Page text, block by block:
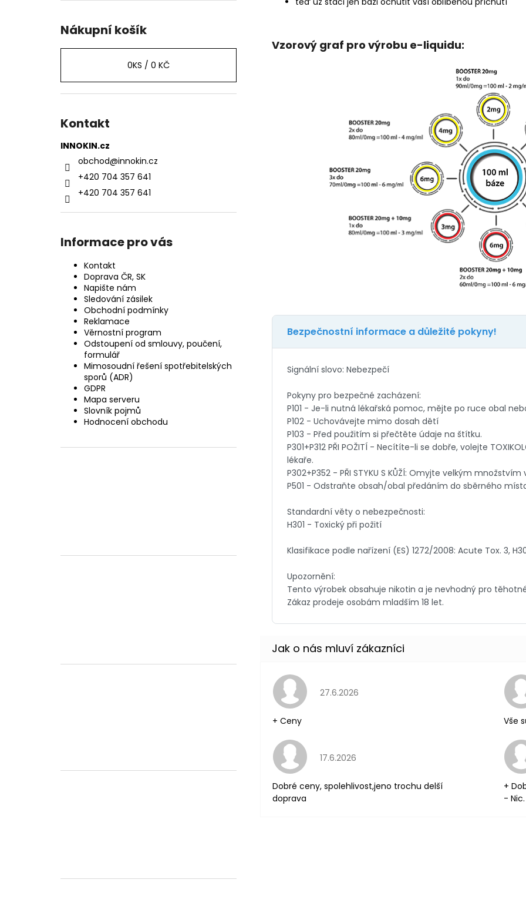
Nákupní košík
0KS / 0 KČ
Kontakt
INNOKIN.cz
obchod@innokin.cz
+420 704 357 641
+420 704 357 641
Informace pro vás
Kontakt
Doprava ČR, SK
Napište nám
Sledování zásilek
Obchodní podmínky
Reklamace
Věrnostní program
Odstoupení od smlouvy, poučení,
formulář
Mimosoudní řešení spotřebitelských
sporů (ADR)
GDPR
Mapa serveru
Slovník pojmů
Hodnocení obchodu
Vzorový graf pro výrobu e-liquidu:
Hodnocení obchodu je 5 z 5 hvězdiček.
27.6.2026
+ Ceny Vše
Hodnocení obchodu je 5 z 5 hvězdiček.
17.6.2026
Dobré ceny, spolehlivost,jeno trochu delší
doprava
+
- Nic.